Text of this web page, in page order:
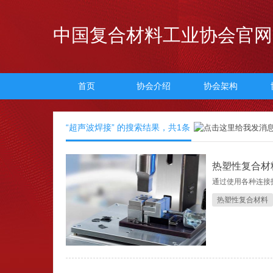
中国复合材料工业协会官网
首页 协会介绍 协会架构
“超声波焊接” 的搜索结果，共1条
热塑性复合材
通过使用各种连
热塑性复合材料